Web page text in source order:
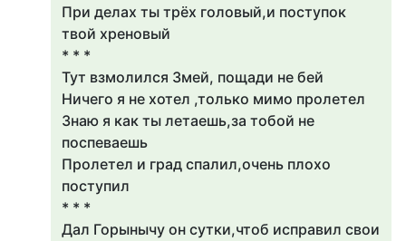
При делах ты трёх головый,и поступок
твой хреновый
* * *
Тут взмолился Змей, пощади не бей
Ничего я не хотел ,только мимо пролетел
Знаю я как ты летаешь,за тобой не
поспеваешь
Пролетел и град спалил,очень плохо
поступил
* * *
Дал Горынычу он сутки,чтоб исправил свои